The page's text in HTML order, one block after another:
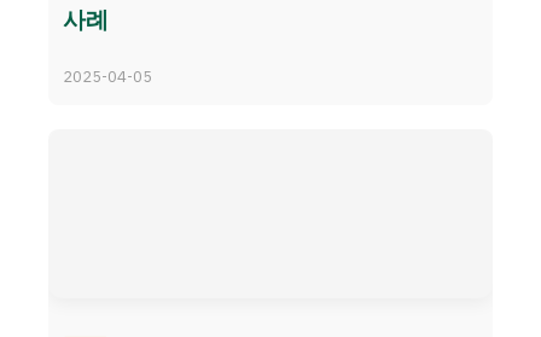
사례
2025-04-05